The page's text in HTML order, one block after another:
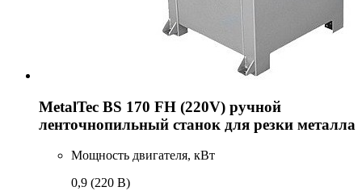
MetalTec BS 170 FH (220V) ручной
ленточнопильный станок для резки металла
Мощность двигателя, кВт
0,9 (220 В)